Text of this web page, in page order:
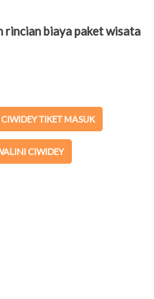
rincian biaya paket wisata
TIKET MASUK
CIWIDEY